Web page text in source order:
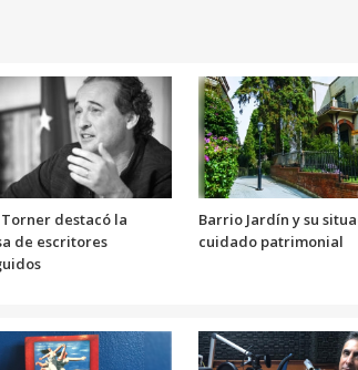
Torner destacó la
de escritores
Barrio Jardín y su
cuidado patrimonial